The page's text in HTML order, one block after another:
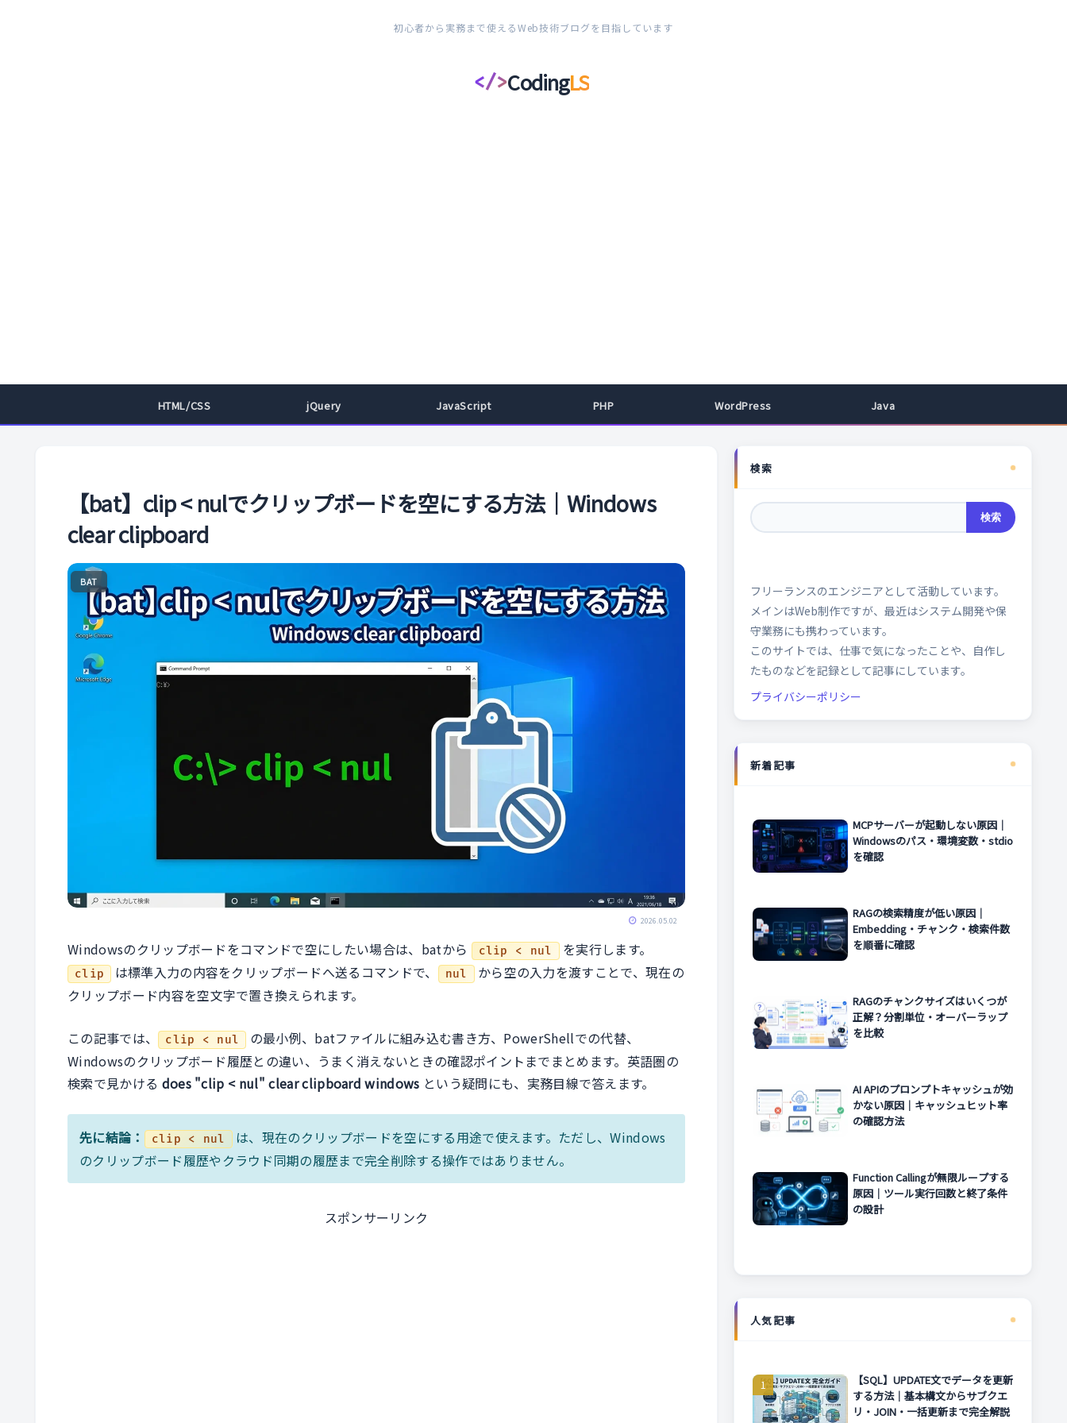
初心者から実務まで使えるWeb技術ブログを目指しています
</>CodingLS
コ
HTML/CSS jQuery JavaScript PHP WordPress Java
【bat】clip < nulでクリップボードを空にする方法｜Windows
clear clipboard
BAT
2026.05.02
Windowsのクリップボードをコマンドで空にしたい場合は、batから clip < nul を実行します。
clip は標準入力の内容をクリップボードへ送るコマンドで、 nul
から空の入力を渡すことで、現在の
クリップボード内容を空文字で置き換えられます。
この記事では、 clip < nul
の最小例、batファイルに組み込む書き方、PowerShellでの代替、
Windowsのクリップボード履歴との違い、うまく消えないときの確認ポイントまでまとめます。英語圏の
検索で見かける does "clip < nul" clear clipboard windows という疑問にも、実務目線で答えます。
先に結論： clip < nul
は、現在のクリップボードを空にする用途で使えます。ただし、Windows
のクリップボード履歴やクラウド同期の履歴まで完全削除する操作ではありません。
スポンサーリンク
検索
検索
フリーランスのエンジニアとして活動しています。
メインはWeb制作ですが、最近はシステム開発や保
守業務にも携わっています。
このサイトでは、仕事で気になったことや、自作し
たものなどを記録として記事にしています。
プライバシーポリシー
新着記事
MCPサーバーが起動しない原因｜
Windowsのパス・環境変数・stdio
を確認
RAGの検索精度が低い原因｜
Embedding・チャンク・検索件数
を順番に確認
RAGのチャンクサイズはいくつが
正解？分割単位・オーバーラップ
を比較
AI APIのプロンプトキャッシュが効
かない原因｜キャッシュヒット率
の確認方法
Function Callingが無限ループする
原因｜ツール実行回数と終了条件
の設計
人気記事
【SQL】UPDATE文でデータを更新
する方法｜基本構文からサブクエ
リ・JOIN・一括更新まで完全解説